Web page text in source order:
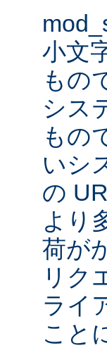
小文
もの
シス
もの
いシ
の
より
荷が
リク
ライ
こと